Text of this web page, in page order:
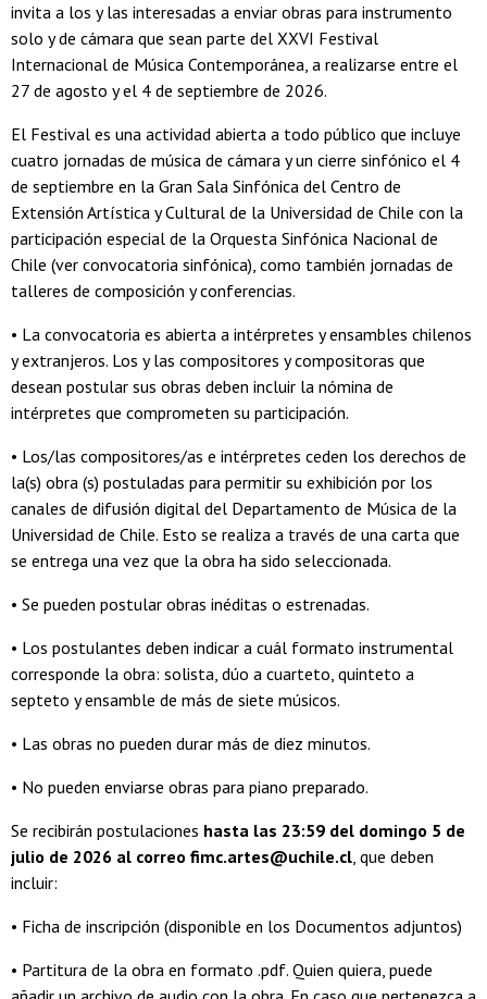
invita a los y las interesadas a enviar obras para instrumento
solo y de cámara que sean parte del XXVI Festival
Internacional de Música Contemporánea, a realizarse entre el
27 de agosto y el 4 de septiembre de 2026.
El Festival es una actividad abierta a todo público que incluye
cuatro jornadas de música de cámara y un cierre sinfónico el 4
de septiembre en la Gran Sala Sinfónica del Centro de
Extensión Artística y Cultural de la Universidad de Chile con la
participación especial de la Orquesta Sinfónica Nacional de
Chile (ver convocatoria sinfónica), como también jornadas de
talleres de composición y conferencias.
• La convocatoria es abierta a intérpretes y ensambles chilenos
y extranjeros. Los y las compositores y compositoras que
desean postular sus obras deben incluir la nómina de
intérpretes que comprometen su participación.
• Los/las compositores/as e intérpretes ceden los derechos de
la(s) obra (s) postuladas para permitir su exhibición por los
canales de difusión digital del Departamento de Música de la
Universidad de Chile. Esto se realiza a través de una carta que
se entrega una vez que la obra ha sido seleccionada.
• Se pueden postular obras inéditas o estrenadas.
• Los postulantes deben indicar a cuál formato instrumental
corresponde la obra: solista, dúo a cuarteto, quinteto a
septeto y ensamble de más de siete músicos.
• Las obras no pueden durar más de diez minutos.
• No pueden enviarse obras para piano preparado.
Se recibirán postulaciones hasta las 23:59 del domingo 5 de
julio de 2026 al correo fimc.artes@uchile.cl, que deben
incluir:
• Ficha de inscripción (disponible en los Documentos adjuntos)
• Partitura de la obra en formato .pdf. Quien quiera, puede